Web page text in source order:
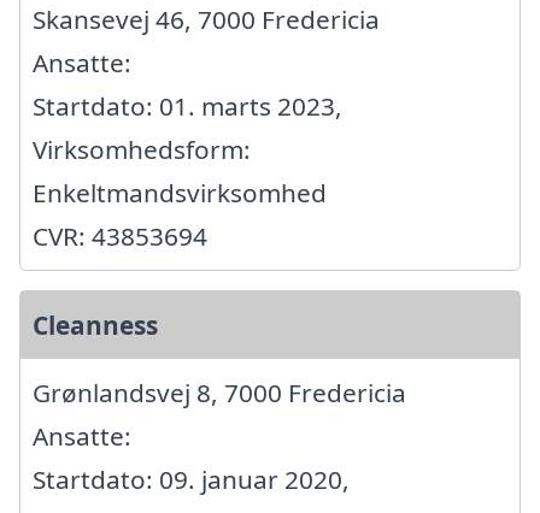
Skansevej 46, 7000 Fredericia
Ansatte:
Startdato: 01. marts 2023,
Virksomhedsform:
Enkeltmandsvirksomhed
CVR: 43853694
Cleanness
Grønlandsvej 8, 7000 Fredericia
Ansatte:
Startdato: 09. januar 2020,